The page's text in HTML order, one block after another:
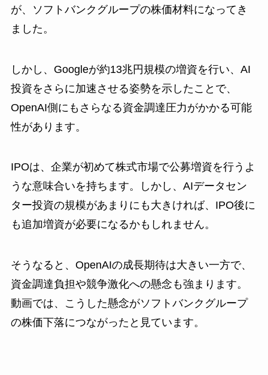
が、ソフトバンクグループの株価材料になってき
ました。
しかし、Googleが約13兆円規模の増資を行い、AI
投資をさらに加速させる姿勢を示したことで、
OpenAI側にもさらなる資金調達圧力がかかる可能
性があります。
IPOは、企業が初めて株式市場で公募増資を行うよ
うな意味合いを持ちます。しかし、AIデータセン
ター投資の規模があまりにも大きければ、IPO後に
も追加増資が必要になるかもしれません。
そうなると、OpenAIの成長期待は大きい一方で、
資金調達負担や競争激化への懸念も強まります。
動画では、こうした懸念がソフトバンクグループ
の株価下落につながったと見ています。